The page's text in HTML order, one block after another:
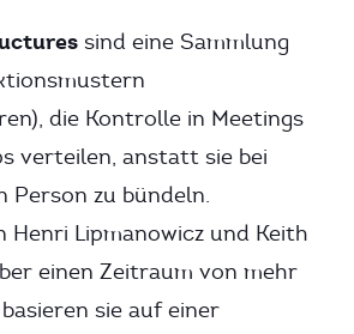
sind eine Sammlung
die Kontrolle in Meetings
verteilen, anstatt sie bei
Person zu bündeln.
Henri Lipmanowicz und Keith
einen Zeitraum von mehr
sie auf einer